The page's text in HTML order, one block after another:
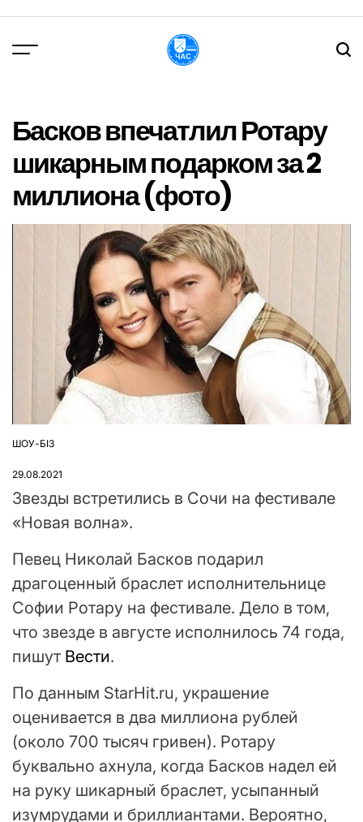
вмісту
Басков впечатлил Ротару
шикарным подарком за 2
миллиона (фото)
ОПУБЛІКУВАТИ
ШОУ-БІЗ
29.08.2021
Звезды встретились в Сочи на фестивале
«Новая волна».
Певец Николай Басков подарил
драгоценный браслет исполнительнице
Софии Ротару на фестивале. Дело в том,
что звезде в августе исполнилось 74 года,
пишут Вести.
По данным StarHit.ru, украшение
оценивается в два миллиона рублей
(около 700 тысяч гривен). Ротару
буквально ахнула, когда Басков надел ей
на руку шикарный браслет, усыпанный
изумрудами и бриллиантами. Вероятно,